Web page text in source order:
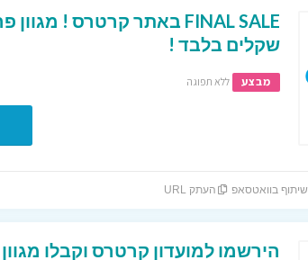
שקלים בלבד !
מבצע ללא תפוגה
שיתוף בוואטסאפ העתק URL
הירשמו למועדון קרטרס וקבלו